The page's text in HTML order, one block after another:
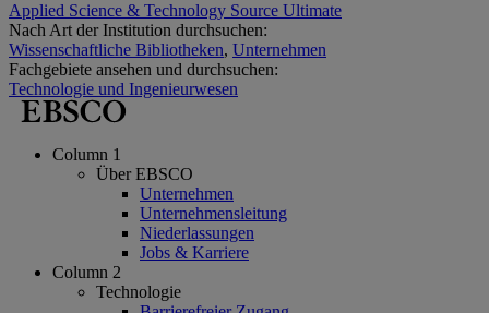
Applied Science & Technology Source Ultimate
Nach Art der Institution durchsuchen:
Wissenschaftliche Bibliotheken, Unternehmen
Fachgebiete ansehen und durchsuchen:
Technologie und Ingenieurwesen
Column 1
Über EBSCO
Unternehmen
Unternehmensleitung
Niederlassungen
Jobs & Karriere
Column 2
Technologie